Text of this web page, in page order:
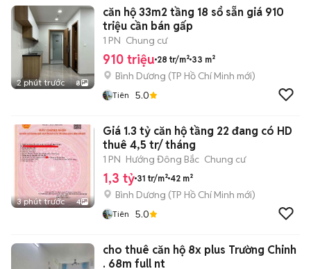
2 phút trước 8
căn hộ 33m2 tầng 18 sổ sẵn giá 910
triệu cần bán gấp
1 PN Chung cư
910 triệu 28 tr/m² 33 m²
Bình Dương (TP Hồ Chí Minh mới)
Tiên 5.0
3 phút trước 4
Giá 1.3 tỷ căn hộ tầng 22 đang có HD
thuê 4,5 tr/ tháng
1 PN Hướng Đông Bắc Chung cư
1,3 tỷ 31 tr/m² 42 m²
Bình Dương (TP Hồ Chí Minh mới)
Tiên 5.0
cho thuê căn hộ 8x plus Trường Chinh
. 68m full nt